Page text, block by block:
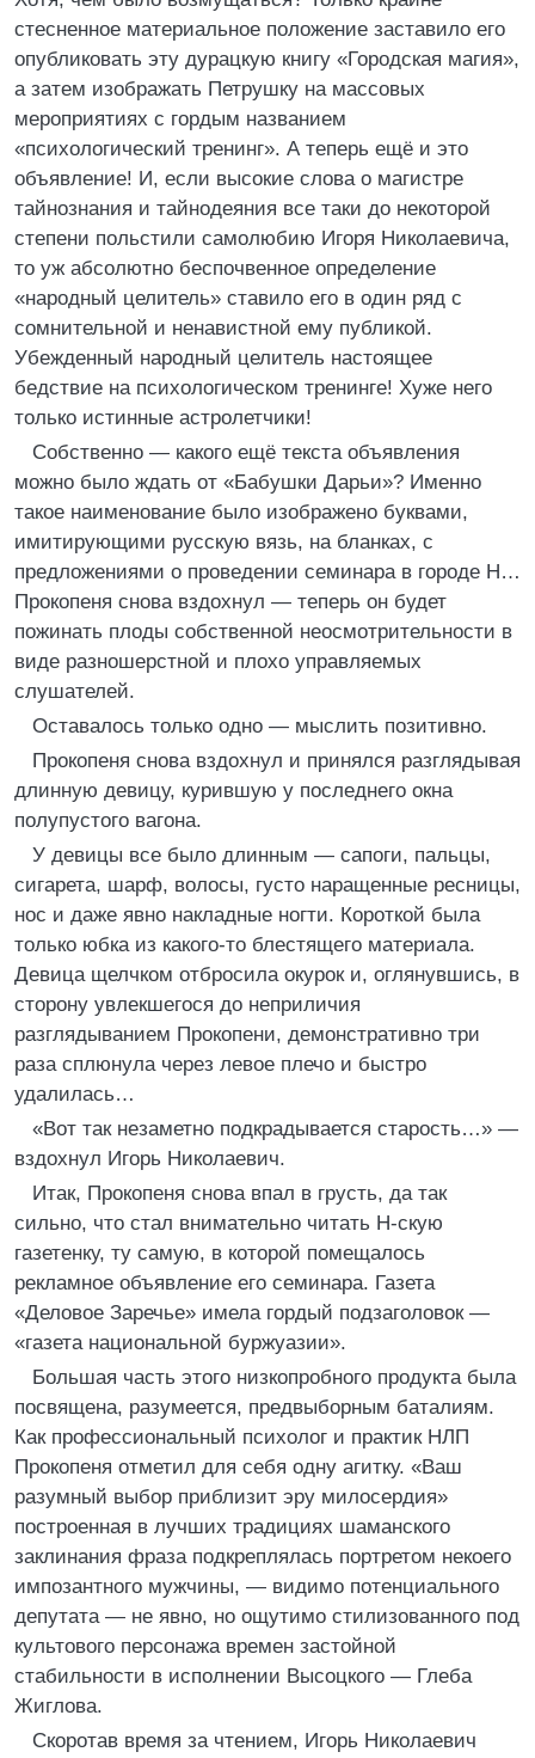
стесненное материальное положение заставило его
опубликовать эту дурацкую книгу «Городская магия»,
а затем изображать Петрушку на массовых
мероприятиях с гордым названием
«психологический тренинг». А теперь ещё и это
объявление! И, если высокие слова о магистре
тайнознания и тайнодеяния все таки до некоторой
степени польстили самолюбию Игоря Николаевича,
то уж абсолютно беспочвенное определение
«народный целитель» ставило его в один ряд с
сомнительной и ненавистной ему публикой.
Убежденный народный целитель настоящее
бедствие на психологическом тренинге! Хуже него
только истинные астролетчики!
Собственно — какого ещё текста объявления
можно было ждать от «Бабушки Дарьи»? Именно
такое наименование было изображено буквами,
имитирующими русскую вязь, на бланках, с
предложениями о проведении семинара в городе Н…
Прокопеня снова вздохнул — теперь он будет
пожинать плоды собственной неосмотрительности в
виде разношерстной и плохо управляемых
слушателей.
Оставалось только одно — мыслить позитивно.
Прокопеня снова вздохнул и принялся разглядывая
длинную девицу, курившую у последнего окна
полупустого вагона.
У девицы все было длинным — сапоги, пальцы,
сигарета, шарф, волосы, густо наращенные ресницы,
нос и даже явно накладные ногти. Короткой была
только юбка из какого-то блестящего материала.
Девица щелчком отбросила окурок и, оглянувшись, в
сторону увлекшегося до неприличия
разглядыванием Прокопени, демонстративно три
раза сплюнула через левое плечо и быстро
удалилась…
«Вот так незаметно подкрадывается старость…» —
вздохнул Игорь Николаевич.
Итак, Прокопеня снова впал в грусть, да так
сильно, что стал внимательно читать Н-скую
газетенку, ту самую, в которой помещалось
рекламное объявление его семинара. Газета
«Деловое Заречье» имела гордый подзаголовок —
«газета национальной буржуазии».
Большая часть этого низкопробного продукта была
посвящена, разумеется, предвыборным баталиям.
Как профессиональный психолог и практик НЛП
Прокопеня отметил для себя одну агитку. «Ваш
разумный выбор приблизит эру милосердия»
построенная в лучших традициях шаманского
заклинания фраза подкреплялась портретом некоего
импозантного мужчины, — видимо потенциального
депутата — не явно, но ощутимо стилизованного под
культового персонажа времен застойной
стабильности в исполнении Высоцкого — Глеба
Жиглова.
Скоротав время за чтением, Игорь Николаевич